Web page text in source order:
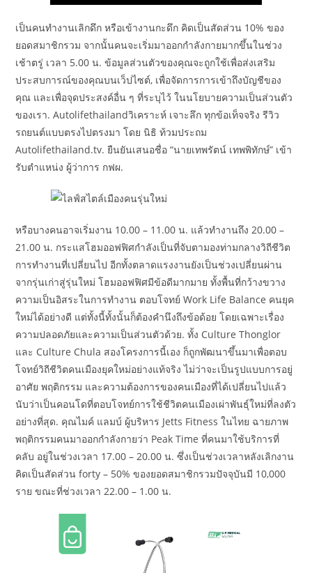
เป็นคนทำงานเลิกดึก หรือเข้างานกะดึก คิดเป็นสัดส่วน 10% ของ
ยอดสมาชิกรวม จากนั้นคนจะเริ่มมาออกกำลังกายมากขึ้นในช่วง
เช้าตรู่ เวลา 5.00 น. ข้อมูลส่วนตัวของคุณจะถูกใช้เพื่อส่งเสริม
ประสบการณ์ของคุณบนเว็ปไซต์, เพื่อจัดการการเข้าถึงบัญชีของ
คุณ และเพื่อจุดประสงค์อื่น ๆ ที่ระบุไว้ ในนโยบายความเป็นส่วนตัว
ของเรา. Autolifethailandวิเคราะห์ เจาะลึก ทุกข้อเท็จจริง รีวิว
รถยนต์แบบตรงไปตรงมา โดย นิธิ ท้วมประถม
Autolifethailand.tv. ยืนยันเสนอชื่อ “นายเทพรัตน์ เทพพิทักษ์” เข้า
รับตำแหน่ง ผู้ว่าการ กฟผ.
หรือบางคนอาจเริ่มงาน 10.00 – 11.00 น. แล้วทำงานถึง 20.00 –
21.00 น. กระแสโฮมออฟฟิศกำลังเป็นที่จับตามองท่ามกลางวิถีชีวิต
การทำงานที่เปลี่ยนไป อีกทั้งตลาดแรงงานยังเป็นช่วงเปลี่ยนผ่าน
จากรุ่นเก่าสู่รุ่นใหม่ โฮมออฟฟิศมีข้อดีมากมาย ทั้งพื้นที่กว้างขวาง
ความเป็นอิสระในการทำงาน ตอบโจทย์ Work Life Balance คนยุค
ใหม่ได้อย่างดี แต่ทั้งนี้ทั้งนั้นก็ต้องคำนึงถึงข้อด้อย โดยเฉพาะเรื่อง
ความปลอดภัยและความเป็นส่วนตัวด้วย. ทั้ง Culture Thonglor
และ Culture Chula สองโครงการนี้เอง ก็ถูกพัฒนาขึ้นมาเพื่อตอบ
โจทย์วิถีชีวิตคนเมืองยุคใหม่อย่างแท้จริง ไม่ว่าจะเป็นรูปแบบการอยู่
อาศัย พฤติกรรม และความต้องการของคนเมืองที่ได้เปลี่ยนไปแล้ว
นับว่าเป็นคอนโดที่ตอบโจทย์การใช้ชีวิตคนเมืองเผ่าพันธุ์ใหม่ที่ลงตัว
อย่างที่สุด. คุณไมค์ แลมบ์ ผู้บริหาร Jetts Fitness ในไทย ฉายภาพ
พฤติกรรมคนมาออกกำลังกายว่า Peak Time ที่คนมาใช้บริการที่
คลับ อยู่ในช่วงเวลา 17.00 – 20.00 น. ซึ่งเป็นช่วงเวลาหลังเลิกงาน
คิดเป็นสัดส่วน forty – 50% ของยอดสมาชิกรวมปัจจุบันมี 10,000
ราย ขณะที่ช่วงเวลา 22.00 – 1.00 น.